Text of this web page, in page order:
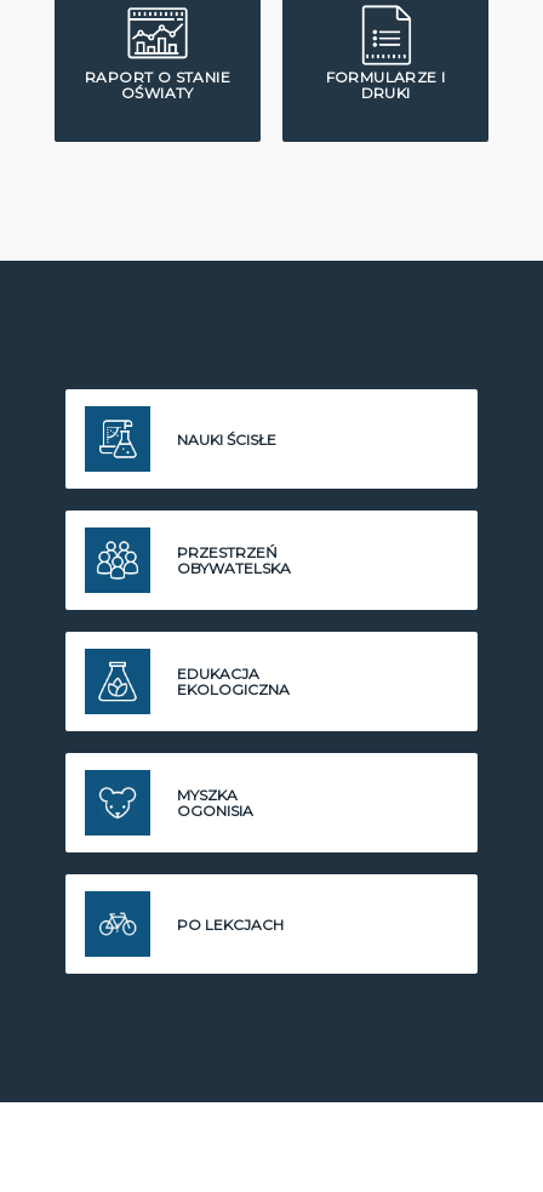
RAPORT O STANIE
OŚWIATY
FORMULARZE I
DRUKI
NAUKI ŚCISŁE
PRZESTRZEŃ
OBYWATELSKA
EDUKACJA
EKOLOGICZNA
MYSZKA
OGONISIA
PO LEKCJACH